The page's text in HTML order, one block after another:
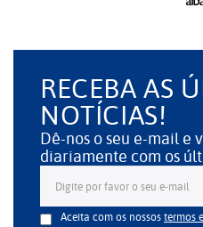
RECEBA AS
NOTÍCIAS!
Dê-nos o seu e-mail e
diariamente com os
Aceita com os nossostermos